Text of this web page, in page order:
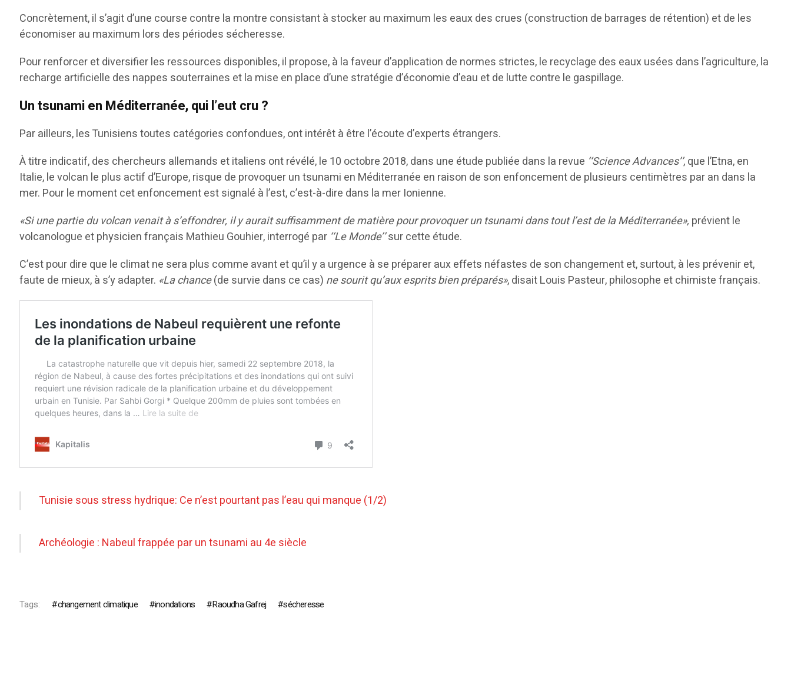
Concrètement, il s’agit d’une course contre la montre consistant à stocker au maximum les eaux des crues (construction de barrages de rétention) et de les
économiser au maximum lors des périodes sécheresse.
Pour renforcer et diversifier les ressources disponibles, il propose, à la faveur d’application de normes strictes, le recyclage des eaux usées dans l’agriculture, la
recharge artificielle des nappes souterraines et la mise en place d’une stratégie d’économie d’eau et de lutte contre le gaspillage.
Un tsunami en Méditerranée, qui l’eut cru ?
Par ailleurs, les Tunisiens toutes catégories confondues, ont intérêt à être l’écoute d’experts étrangers.
À titre indicatif, des chercheurs allemands et italiens ont révélé, le 10 octobre 2018, dans une étude publiée dans la revue ‘‘Science Advances’’, que l’Etna, en
Italie, le volcan le plus actif d’Europe, risque de provoquer un tsunami en Méditerranée en raison de son enfoncement de plusieurs centimètres par an dans la
mer. Pour le moment cet enfoncement est signalé à l’est, c’est-à-dire dans la mer Ionienne.
«Si une partie du volcan venait à s’effondrer, il y aurait suffisamment de matière pour provoquer un tsunami dans tout l’est de la Méditerranée», prévient le
volcanologue et physicien français Mathieu Gouhier, interrogé par ‘‘Le Monde’’sur cette étude.
C’est pour dire que le climat ne sera plus comme avant et qu’il y a urgence à se préparer aux effets néfastes de son changement et, surtout, à les prévenir et,
faute de mieux, à s’y adapter. «La chance(de survie dans ce cas) ne sourit qu’aux esprits bien préparés», disait Louis Pasteur, philosophe et chimiste français.
Tunisie sous stress hydrique: Ce n’est pourtant pas l’eau qui manque (1/2)
Archéologie : Nabeul frappée par un tsunami au 4e siècle
Tags: changement climatique inondations Raoudha Gafrej sécheresse